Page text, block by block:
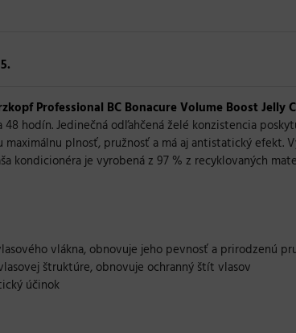
Professional BC Bonacure Volume Boost Jelly
hodín. Jedinečná odľahčená želé konzistencia
maximálnu plnosť, pružnosť a má aj antistatický efekt.
kondicionéra je vyrobená z 97 % z recyklovaných
vlákna, obnovuje jeho pevnosť a prirodzenú
štruktúre, obnovuje ochranný štít vlasov
účinok